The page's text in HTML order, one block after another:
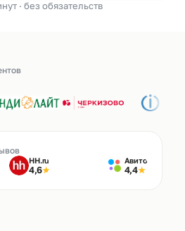
· без обязательств
HH.ru
4,6★
Авито
4,4★